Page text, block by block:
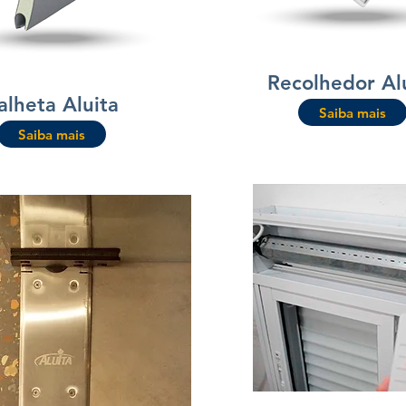
Aluita
Saiba mais
Recolhedor
Saiba mais